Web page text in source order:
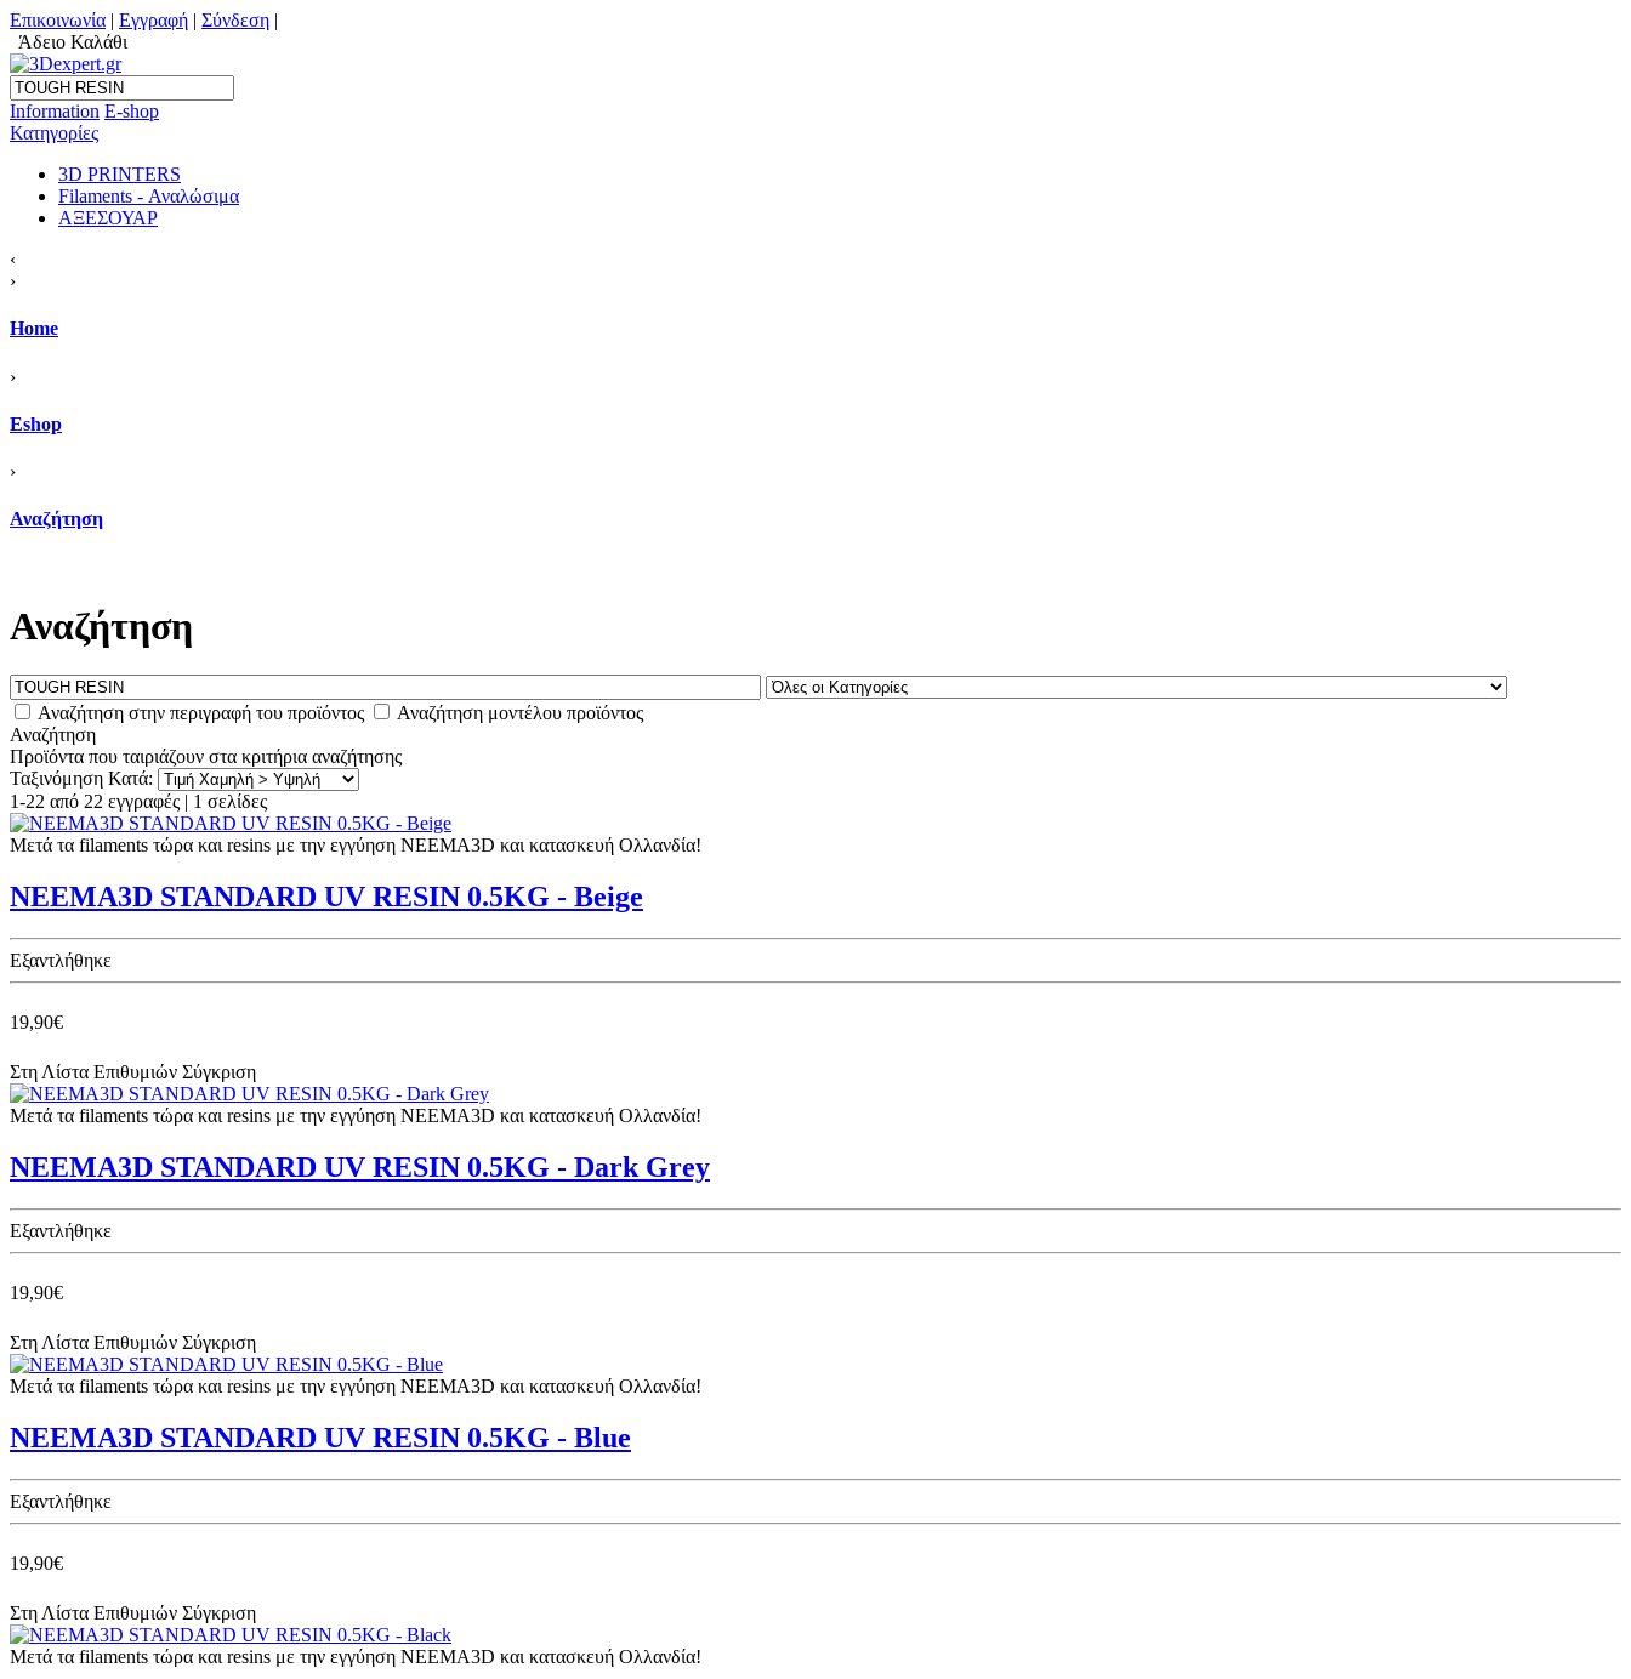
Επικοινωνία | Εγγραφή | Σύνδεση |
Άδειο Καλάθι
Information Ε-shop
Κατηγορίες
3D PRINTERS
Filaments - Αναλώσιμα
ΑΞΕΣΟΥΑΡ
‹
›
Home
›
Eshop
›
Αναζήτηση
Αναζήτηση
Αναζήτηση στην περιγραφή του προϊόντος
Αναζήτηση μοντέλου προϊόντος
Αναζήτηση
Προϊόντα που ταιριάζουν στα κριτήρια αναζήτησης
Ταξινόμηση Κατά:
1-22 από 22 εγγραφές | 1 σελίδες
Μετά τα filaments τώρα και resins με την εγγύηση NEEMA3D και κατασκευή Ολλανδία!
NEEMA3D STANDARD UV RESIN 0.5KG - Beige
Eξαντλήθηκε
19,90€
Στη Λίστα Επιθυμιών Σύγκριση
Μετά τα filaments τώρα και resins με την εγγύηση NEEMA3D και κατασκευή Ολλανδία!
NEEMA3D STANDARD UV RESIN 0.5KG - Dark Grey
Eξαντλήθηκε
19,90€
Στη Λίστα Επιθυμιών Σύγκριση
Μετά τα filaments τώρα και resins με την εγγύηση NEEMA3D και κατασκευή Ολλανδία!
NEEMA3D STANDARD UV RESIN 0.5KG - Blue
Eξαντλήθηκε
19,90€
Στη Λίστα Επιθυμιών Σύγκριση
Μετά τα filaments τώρα και resins με την εγγύηση NEEMA3D και κατασκευή Ολλανδία!